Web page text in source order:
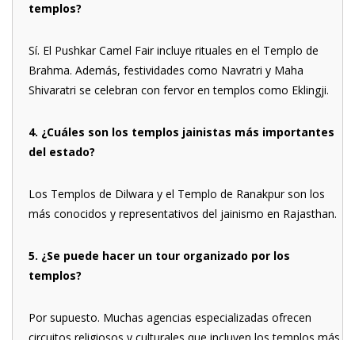
templos?
Sí. El Pushkar Camel Fair incluye rituales en el Templo de
Brahma. Además, festividades como Navratri y Maha
Shivaratri se celebran con fervor en templos como Eklingji.
4. ¿Cuáles son los templos jainistas más importantes
del estado?
Los Templos de Dilwara y el Templo de Ranakpur son los
más conocidos y representativos del jainismo en Rajasthan.
5. ¿Se puede hacer un tour organizado por los
templos?
Por supuesto. Muchas agencias especializadas ofrecen